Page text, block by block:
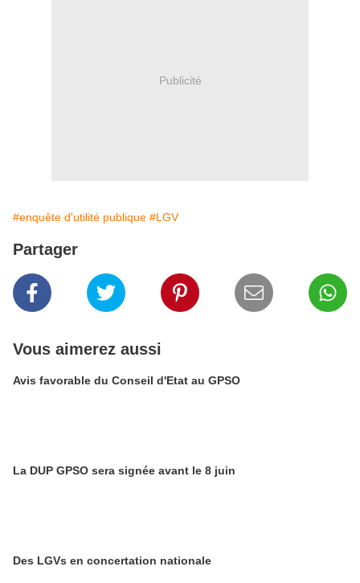
Publicité
#enquête d'utilité publique #LGV
Partager
Vous aimerez aussi
Avis favorable du Conseil d'Etat au GPSO
La DUP GPSO sera signée avant le 8 juin
Des LGVs en concertation nationale